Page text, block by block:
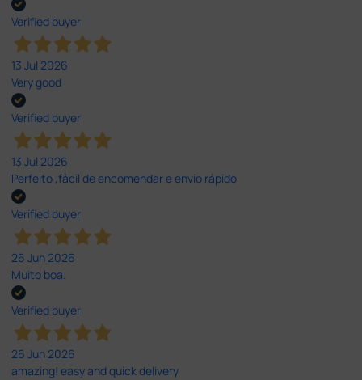
Verified buyer
13 Jul 2026
Very good
Verified buyer
13 Jul 2026
Perfeito ,fácil de encomendar e envio rápido
Verified buyer
26 Jun 2026
Muito boa.
Verified buyer
26 Jun 2026
amazing! easy and quick delivery